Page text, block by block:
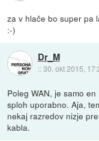
za v hlače bo super pa
:-)
Dr_M
::30. okt 2015,
Poleg WAN, je samo
sploh uporabno. Aja,
nekaj razredov nizje
kabla.